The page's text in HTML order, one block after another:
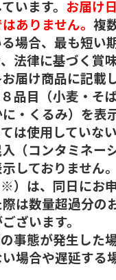
います。 お届け
ありません。 複
場合、最も短い
法律に基づく賞
届け商品に記載
品目（小麦・そ
・くるみ）を表
は使用していな
（コンタミネー
しておりません。
）は、同日にお
は数量超過分の
ざいます。
事態が発生した
場合や遅延する